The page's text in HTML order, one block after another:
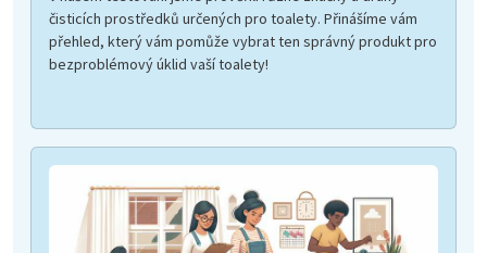
čisticích prostředků určených pro toalety. Přinášíme vám
přehled, který vám pomůže vybrat ten správný produkt pro
bezproblémový úklid vaší toalety!